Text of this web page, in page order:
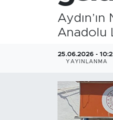
Anadolu
25.06.2026 -
YAYINLANMA